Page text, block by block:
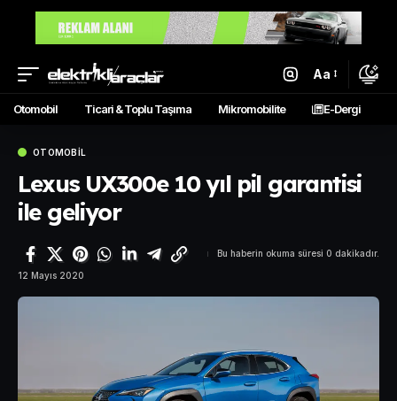
Aa
Otomobil Ticari & Toplu Taşıma Mikromobilite E-Dergi
OTOMOBIL
Lexus UX300e 10 yıl pil garantisi
ile geliyor
12 Mayıs 2020
Bu haberin okuma süresi 0 dakikadır.